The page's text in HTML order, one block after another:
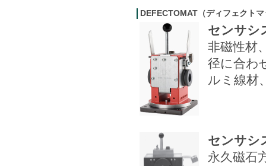
DEFECTOMAT（ディフェクト
センサシ
非磁性材
径に合わ
ルミ線材
センサシ
永久磁石